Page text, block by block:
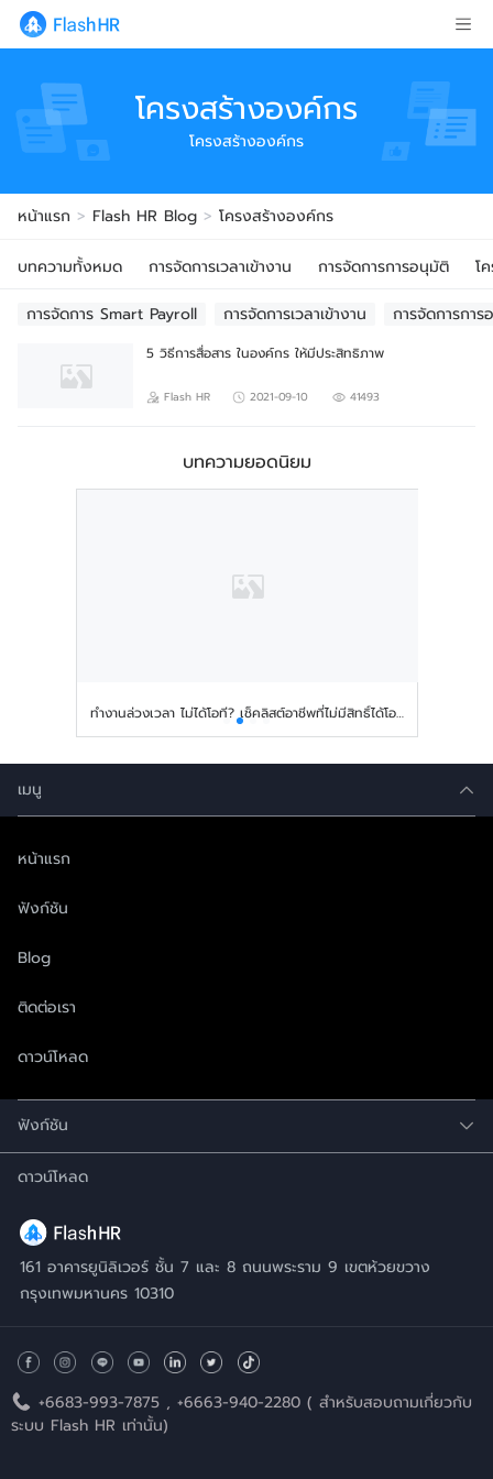
โครงสร้างองค์กร
โครงสร้างองค์กร
หน้าแรก > Flash HR Blog > โครงสร้างองค์กร
บทความทั้งหมด การจัดการเวลาเข้างาน การจัดการการอนุมัติ โ
การจัดการ Smart Payroll การจัดการเวลาเข้างาน การจัดการกา
5 วิธีการสื่อสาร ในองค์กร ให้มีประสิทธิภาพ
Flash HR 2021-09-10 41493
บทความยอดนิยม
ทํางานล่วงเวลา ไม่ได้โอที? เช็คลิสต์อาชีพที่ไม่มีสิทธิ์ได้โอที!
เมนู
หน้าแรก
ฟังก์ชัน
Blog
ติดต่อเรา
ดาวน์โหลด
ฟังก์ชัน
ดาวน์โหลด
161 อาคารยูนิลิเวอร์ ชั้น 7 และ 8 ถนนพระราม 9 เขตห้วยขวาง
กรุงเทพมหานคร 10310
+6683-993-7875 , +6663-940-2280 ( สำหรับสอบถามเกี่ยวกับ
ระบบ Flash HR เท่านั้น)